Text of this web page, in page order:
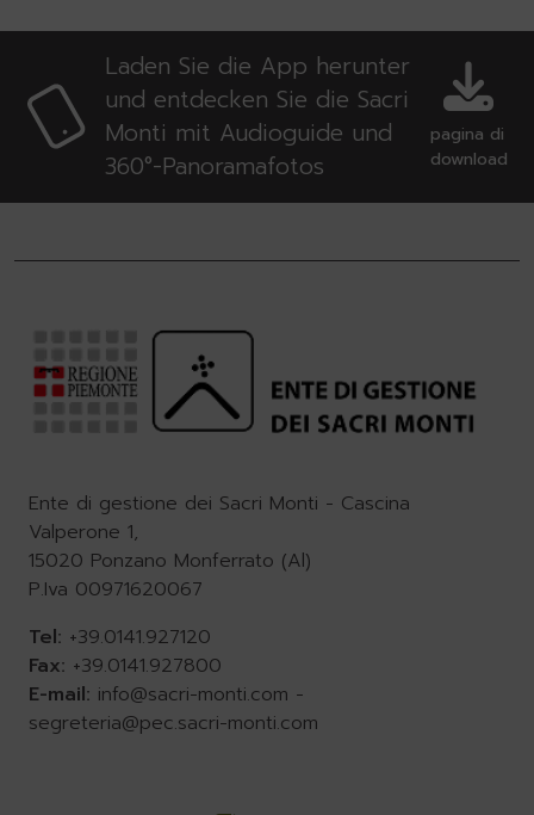
Laden Sie die App herunter
und entdecken Sie die Sacri
Monti mit Audioguide und
360°-Panoramafotos
pagina di
download
Ente di gestione dei Sacri Monti - Cascina
Valperone 1,
15020 Ponzano Monferrato (Al)
P.Iva 00971620067
Tel: +39.0141.927120
Fax: +39.0141.927800
E-mail: info@sacri-monti.com -
segreteria@pec.sacri-monti.com